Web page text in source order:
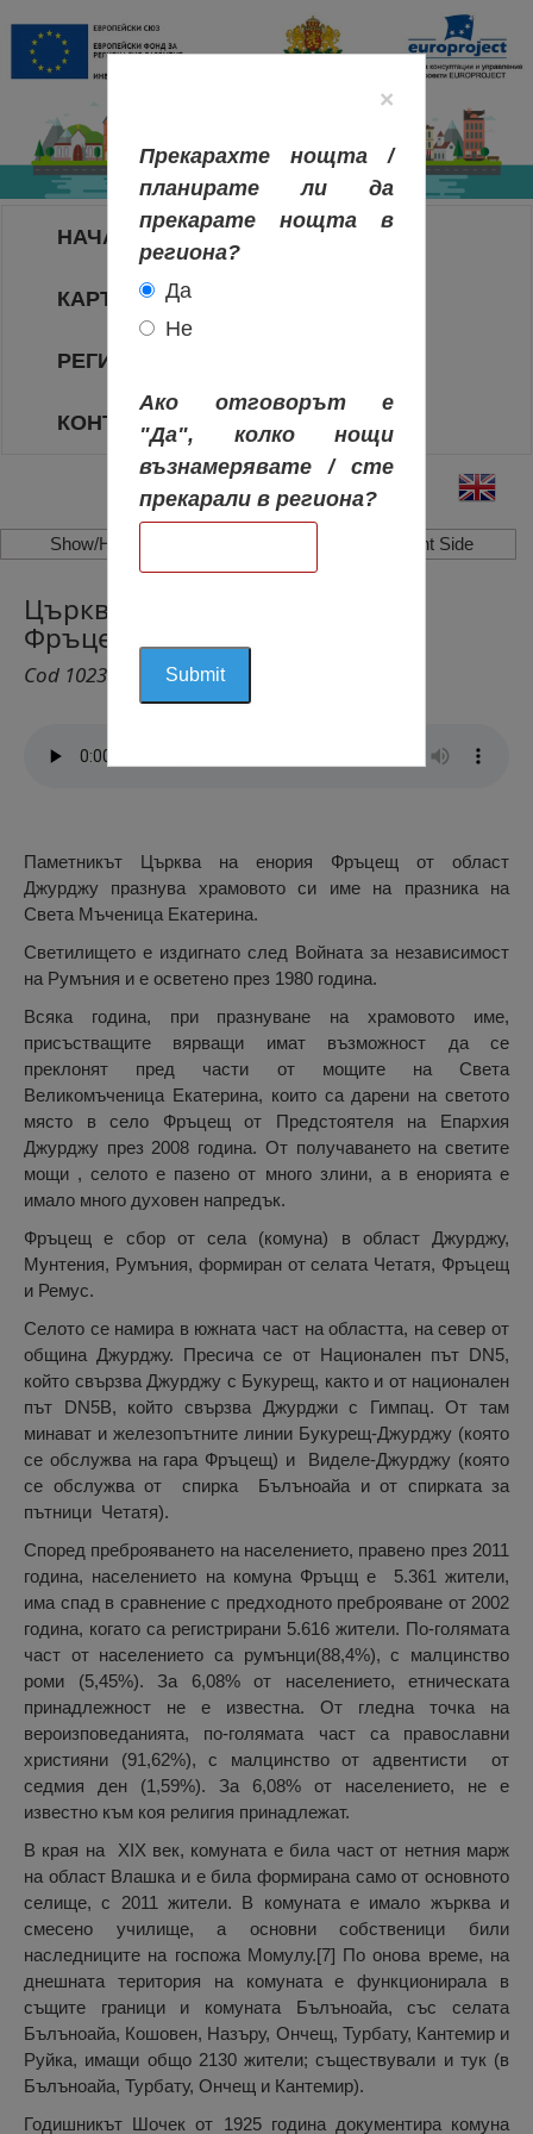
НАЧАЛО
КАРТА НА РЕГИОНИТЕ
РЕГИОНИ
КОНТАКТИ
Show/Hide Left Side Show/Hide Right Side
Църквата Света Екатерина,
Фръцещ
Cod 1023
Паметникът Църква на енория Фръцещ от област
Джурджу празнува храмовото си име на празника на
Света Мъченица Екатерина.
Светилището е издигнато след Войната за независимост
на Румъния и е осветено през 1980 година.
Всяка година, при празнуване на храмовото име,
присъстващите вярващи имат възможност да се
преклонят пред части от мощите на Света
Великомъченица Екатерина, които са дарени на светото
място в село Фръцещ от Предстоятеля на Епархия
Джурджу през 2008 година. От получаването на светите
мощи , селото е пазено от много злини, а в енорията е
имало много духовен напредък.
Фръцещ е сбор от села (комуна) в област Джурджу,
Мунтения, Румъния, формиран от селата Четатя, Фръцещ
и Ремус.
Селото се намира в южната част на областта, на север от
община Джурджу. Пресича се от Национален път DN5,
който свързва Джурджу с Букурещ, както и от национален
път DN5B, който свързва Джурджи с Гимпац. От там
минават и железопътните линии Букурещ-Джурджу (която
се обслужва на гара Фръцещ) и Виделе-Джурджу (която
се обслужва от спирка Бълъноайа и от спирката за
пътници Четатя).
Според преброяването на населението, правено през 2011
година, населението на комуна Фръцщ е 5.361 жители,
има спад в сравнение с предходното преброяване от 2002
година, когато са регистрирани 5.616 жители. По-голямата
част от населението са румънци(88,4%), с малцинство
роми (5,45%). За 6,08% от населението, етническата
принадлежност не е известна. От гледна точка на
вероизповеданията, по-голямата част са православни
християни (91,62%), с малцинство от адвентисти от
седмия ден (1,59%). За 6,08% от населението, не е
известно към коя религия принадлежат.
В края на XIX век, комуната е била част от нетния марж
на област Влашка и е била формирана само от основното
селище, с 2011 жители. В комуната е имало жърква и
смесено училище, а основни собственици били
наследниците на госпожа Момулу.[7] По онова време, на
днешната територия на комуната е функционирала в
същите граници и комуната Бълъноайа, със селата
Бълъноайа, Кошовен, Назъру, Ончещ, Турбату, Кантемир и
Руйка, имащи общо 2130 жители; съществували и тук (в
Бълъноайа, Турбату, Ончещ и Кантемир).
Годишникът Шочек от 1925 година документира комуна
×
Прекарахте нощта /
планирате ли да
прекарате нощта в
региона?
Да
Не
Ако отговорът е
"Да", колко нощи
възнамерявате / сте
прекарали в региона?